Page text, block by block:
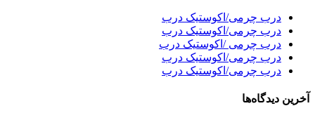
درب چرمی/اکوستیک درب
درب چرمی/اکوستیک درب
درب چرمی /اکوستیک درب
درب چرمی/اکوستیک درب
درب چرمی/اکوستیک درب
آخرین دیدگاه‌ها